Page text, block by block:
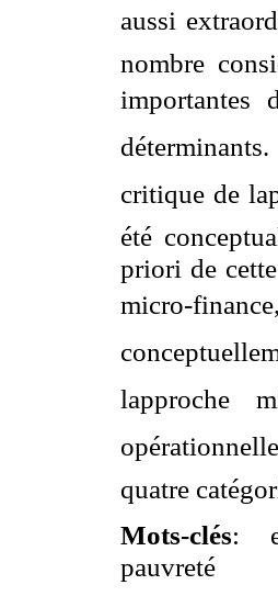
aussi
nombre
importantes
critique de
été
priori de
micro-
lapproche
quatre
Mots-clés:
pauvreté